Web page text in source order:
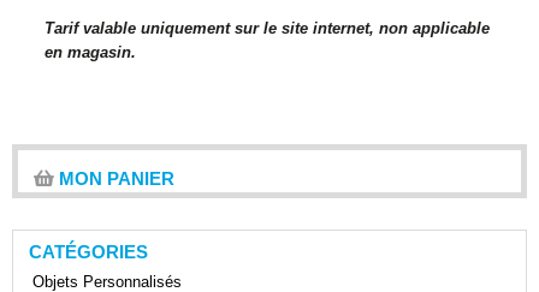
Tarif valable uniquement sur le site internet, non applicable
en magasin.
MON PANIER
CATÉGORIES
Objets Personnalisés